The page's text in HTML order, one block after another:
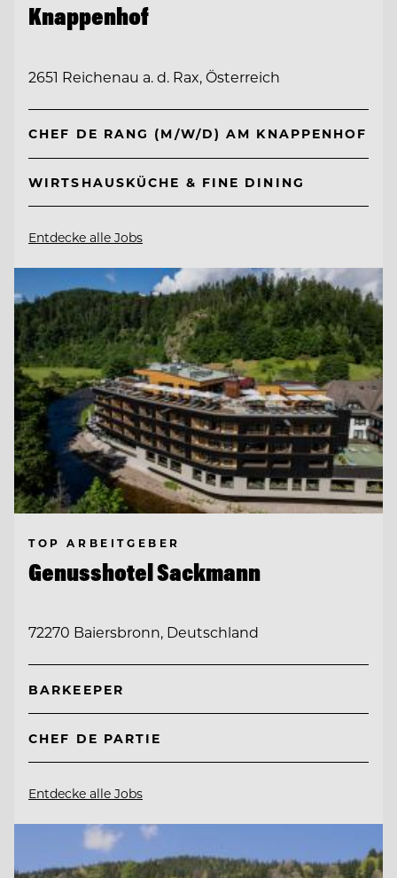
Knappenhof
2651 Reichenau a. d. Rax, Österreich
CHEF DE RANG (M/W/D) AM KNAPPENHOF
WIRTSHAUSKÜCHE & FINE DINING
Entdecke alle Jobs
TOP ARBEITGEBER
Genusshotel Sackmann
72270 Baiersbronn, Deutschland
BARKEEPER
CHEF DE PARTIE
Entdecke alle Jobs